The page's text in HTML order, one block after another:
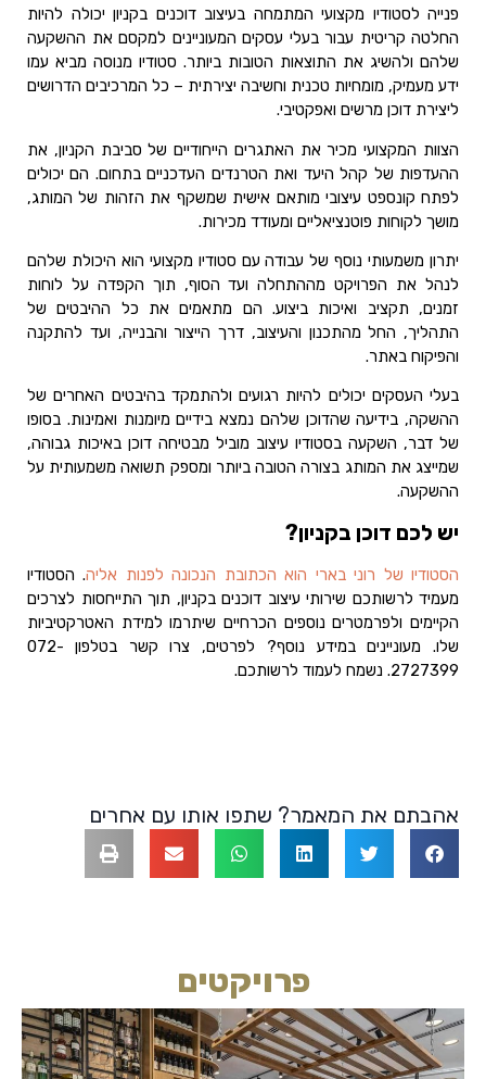
פנייה לסטודיו מקצועי המתמחה בעיצוב דוכנים בקניון יכולה להיות
החלטה קריטית עבור בעלי עסקים המעוניינים למקסם את ההשקעה
שלהם ולהשיג את התוצאות הטובות ביותר. סטודיו מנוסה מביא עמו
ידע מעמיק, מומחיות טכנית וחשיבה יצירתית – כל המרכיבים הדרושים
ליצירת דוכן מרשים ואפקטיבי.
הצוות המקצועי מכיר את האתגרים הייחודיים של סביבת הקניון, את
ההעדפות של קהל היעד ואת הטרנדים העדכניים בתחום. הם יכולים
לפתח קונספט עיצובי מותאם אישית שמשקף את הזהות של המותג,
מושך לקוחות פוטנציאליים ומעודד מכירות.
יתרון משמעותי נוסף של עבודה עם סטודיו מקצועי הוא היכולת שלהם
לנהל את הפרויקט מההתחלה ועד הסוף, תוך הקפדה על לוחות
זמנים, תקציב ואיכות ביצוע. הם מתאמים את כל ההיבטים של
התהליך, החל מהתכנון והעיצוב, דרך הייצור והבנייה, ועד להתקנה
והפיקוח באתר.
בעלי העסקים יכולים להיות רגועים ולהתמקד בהיבטים האחרים של
ההשקה, בידיעה שהדוכן שלהם נמצא בידיים מיומנות ואמינות. בסופו
של דבר, השקעה בסטודיו עיצוב מוביל מבטיחה דוכן באיכות גבוהה,
שמייצג את המותג בצורה הטובה ביותר ומספק תשואה משמעותית על
ההשקעה.
יש לכם דוכן בקניון?
הסטודיו של רוני בארי הוא הכתובת הנכונה לפנות אליה. הסטודיו
מעמיד לרשותכם שירותי עיצוב דוכנים בקניון, תוך התייחסות לצרכים
הקיימים ולפרמטרים נוספים הכרחיים שיתרמו למידת האטרקטיביות
שלו. מעוניינים במידע נוסף? לפרטים, צרו קשר בטלפון 072-
2727399. נשמח לעמוד לרשותכם.
אהבתם את המאמר? שתפו אותו עם אחרים
פרויקטים